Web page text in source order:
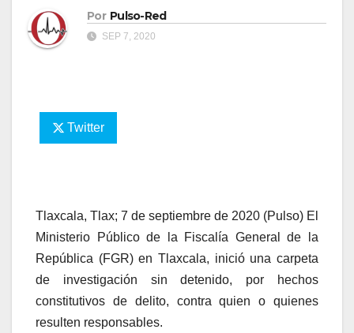
Por Pulso-Red
SEP 7, 2020
Twitter
Tlaxcala, Tlax; 7 de septiembre de 2020 (Pulso) El
Ministerio Público de la Fiscalía General de la
República (FGR) en Tlaxcala, inició una carpeta
de investigación sin detenido, por hechos
constitutivos de delito, contra quien o quienes
resulten responsables.